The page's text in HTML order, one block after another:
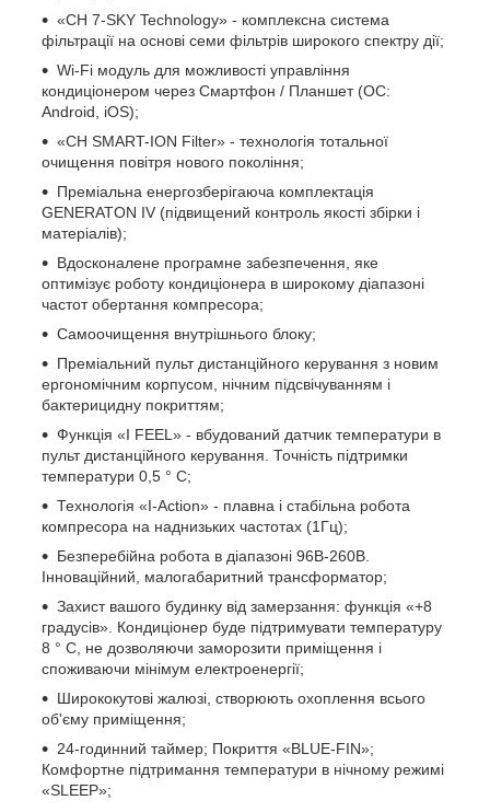
«CH 7-SKY Technology» - комплексна система
фільтрації на основі семи фільтрів широкого спектру дії;
Wi-Fi модуль для можливості управління
кондиціонером через Смартфон / Планшет (ОС:
Android, iOS);
«CH SMART-ION Filter» - технологія тотальної
очищення повітря нового покоління;
Преміальна енергозберігаюча комплектація
GENERATON IV (підвищений контроль якості збірки і
матеріалів);
Вдосконалене програмне забезпечення, яке
оптимізує роботу кондиціонера в широкому діапазоні
частот обертання компресора;
Самоочищення внутрішнього блоку;
Преміальний пульт дистанційного керування з новим
ергономічним корпусом, нічним підсвічуванням і
бактерицидну покриттям;
Функція «I FEEL» - вбудований датчик температури в
пульт дистанційного керування. Точність підтримки
температури 0,5 ° С;
Технологія «I-Action» - плавна і стабільна робота
компресора на наднизьких частотах (1Гц);
Безперебійна робота в діапазоні 96В-260В.
Інноваційний, малогабаритний трансформатор;
Захист вашого будинку від замерзання: функція «+8
градусів». Кондиціонер буде підтримувати температуру
8 ° С, не дозволяючи заморозити приміщення і
споживаючи мінімум електроенергії;
Ширококутові жалюзі, створюють охоплення всього
об'єму приміщення;
24-годинний таймер; Покриття «BLUE-FIN»;
Комфортне підтримання температури в нічному режимі
«SLEEP»;